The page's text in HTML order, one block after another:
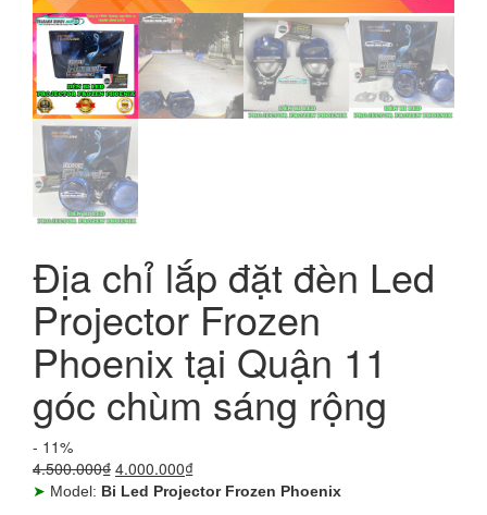
Địa chỉ lắp đặt đèn Led
Projector Frozen
Phoenix tại Quận 11
góc chùm sáng rộng
- 11%
4.500.000₫ Giá
gốc
4.000.000₫Giá
hiện
➤ Model: Bi Led Projector Frozen Phoenix